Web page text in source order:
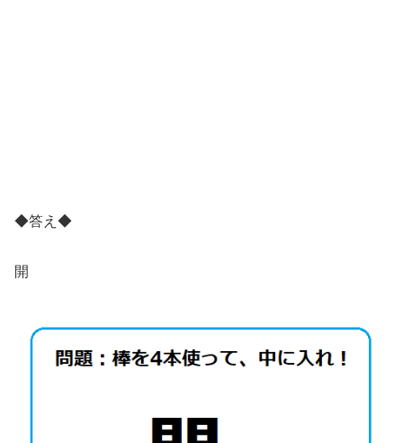
◆答え◆
開